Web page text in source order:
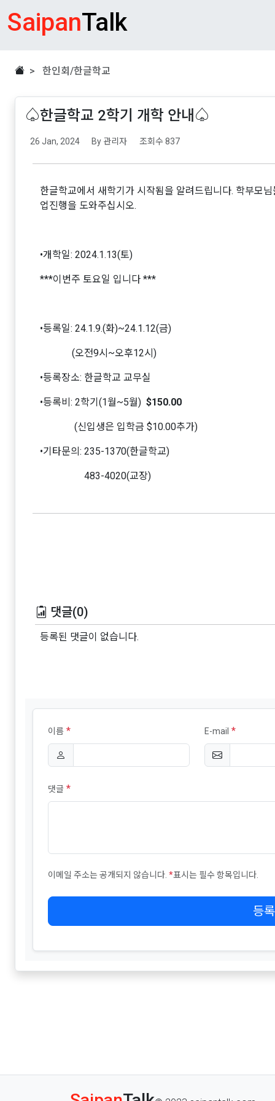
SaipanTalk
> 한인회/한글학교
♤한글학교 2학기 개학 안내♤
26 Jan, 2024 By 관리자 조회수 837
한글학교에서 새학기가 시작됨을 알려드립니다. 학부모
업진행을 도와주십시오.
•개학일: 2024.1.13(토)
***이번주 토요일 입니다 ***
•등록일: 24.1.9.(화)~24.1.12(금)
(오전9시~오후12시)
•등록장소: 한글학교 교무실
•등록비: 2학기(1월~5월) $150.00
(신입생은 입학금 $10.00추가)
•기타문의: 235-1370(한글학교)
483-4020(교장)
댓글(0)
등록된 댓글이 없습니다.
이름 * E-mail *
댓글 *
이메일 주소는 공개되지 않습니다. *표시는 필수 항목입니다.
등